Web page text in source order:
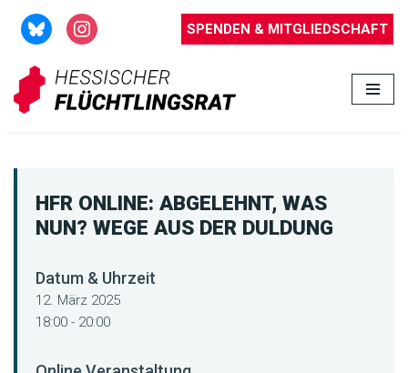
Zum
Inhalt
springen
SPENDEN & MITGLIEDSCHAFT
HFR ONLINE: ABGELEHNT, WAS
NUN? WEGE AUS DER DULDUNG
Datum & Uhrzeit
12. März 2025
18:00 - 20:00